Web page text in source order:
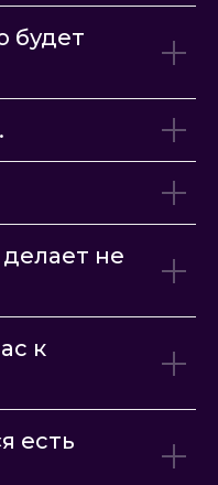
будет
делает не
к
есть